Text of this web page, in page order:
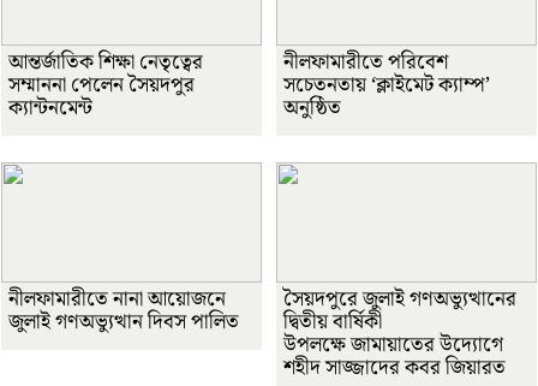
আন্তর্জাতিক শিক্ষা নেতৃত্বের
সম্মাননা পেলেন সৈয়দপুর
ক্যান্টনমেন্ট
নীলফামারীতে পরিবেশ
সচেতনতায় ‘ক্লাইমেট ক্যাম্প’
অনুষ্ঠিত
নীলফামারীতে নানা আয়োজনে
জুলাই গণঅভ্যুত্থান দিবস পালিত
সৈয়দপুরে জুলাই গণঅভ্যুত্থানের
দ্বিতীয় বার্ষিকী
উপলক্ষে জামায়াতের উদ্যোগে
শহীদ সাজ্জাদের কবর জিয়ারত